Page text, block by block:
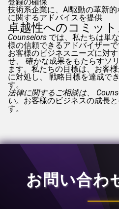
技術系企業に、AI駆動の革新
に関するアドバイスを提供
卓越性へのコミット
Counselors では、私たちは単
様の信頼できるアドバイザー
お客様のビジネスニーズに対
せ、 確かな成果をもたらすソ
ます。私たちの目標は、お客
に対処し、 戦略目標を達成で
す。
法律に関するご相談は、
い。お客様のビジネスの成長
す。
お問い合わ